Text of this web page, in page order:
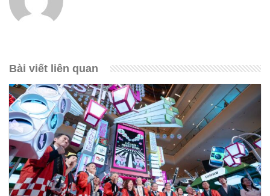
Bài viết liên quan